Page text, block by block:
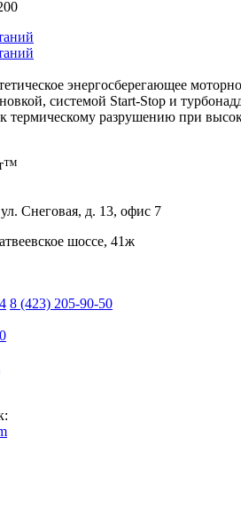
энергосберегающее
системой Start-Stop и
термическому разрушению при
Снеговая, д. 13, офис 7
шоссе, 41ж
8 (423) 205-90-50